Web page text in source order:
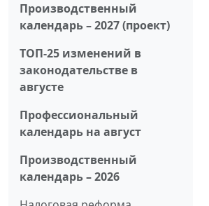
Производственный
календарь – 2027 (проект)
ТОП-25 изменений в
законодательстве в
августе
Профессиональный
календарь на август
Производственный
календарь – 2026